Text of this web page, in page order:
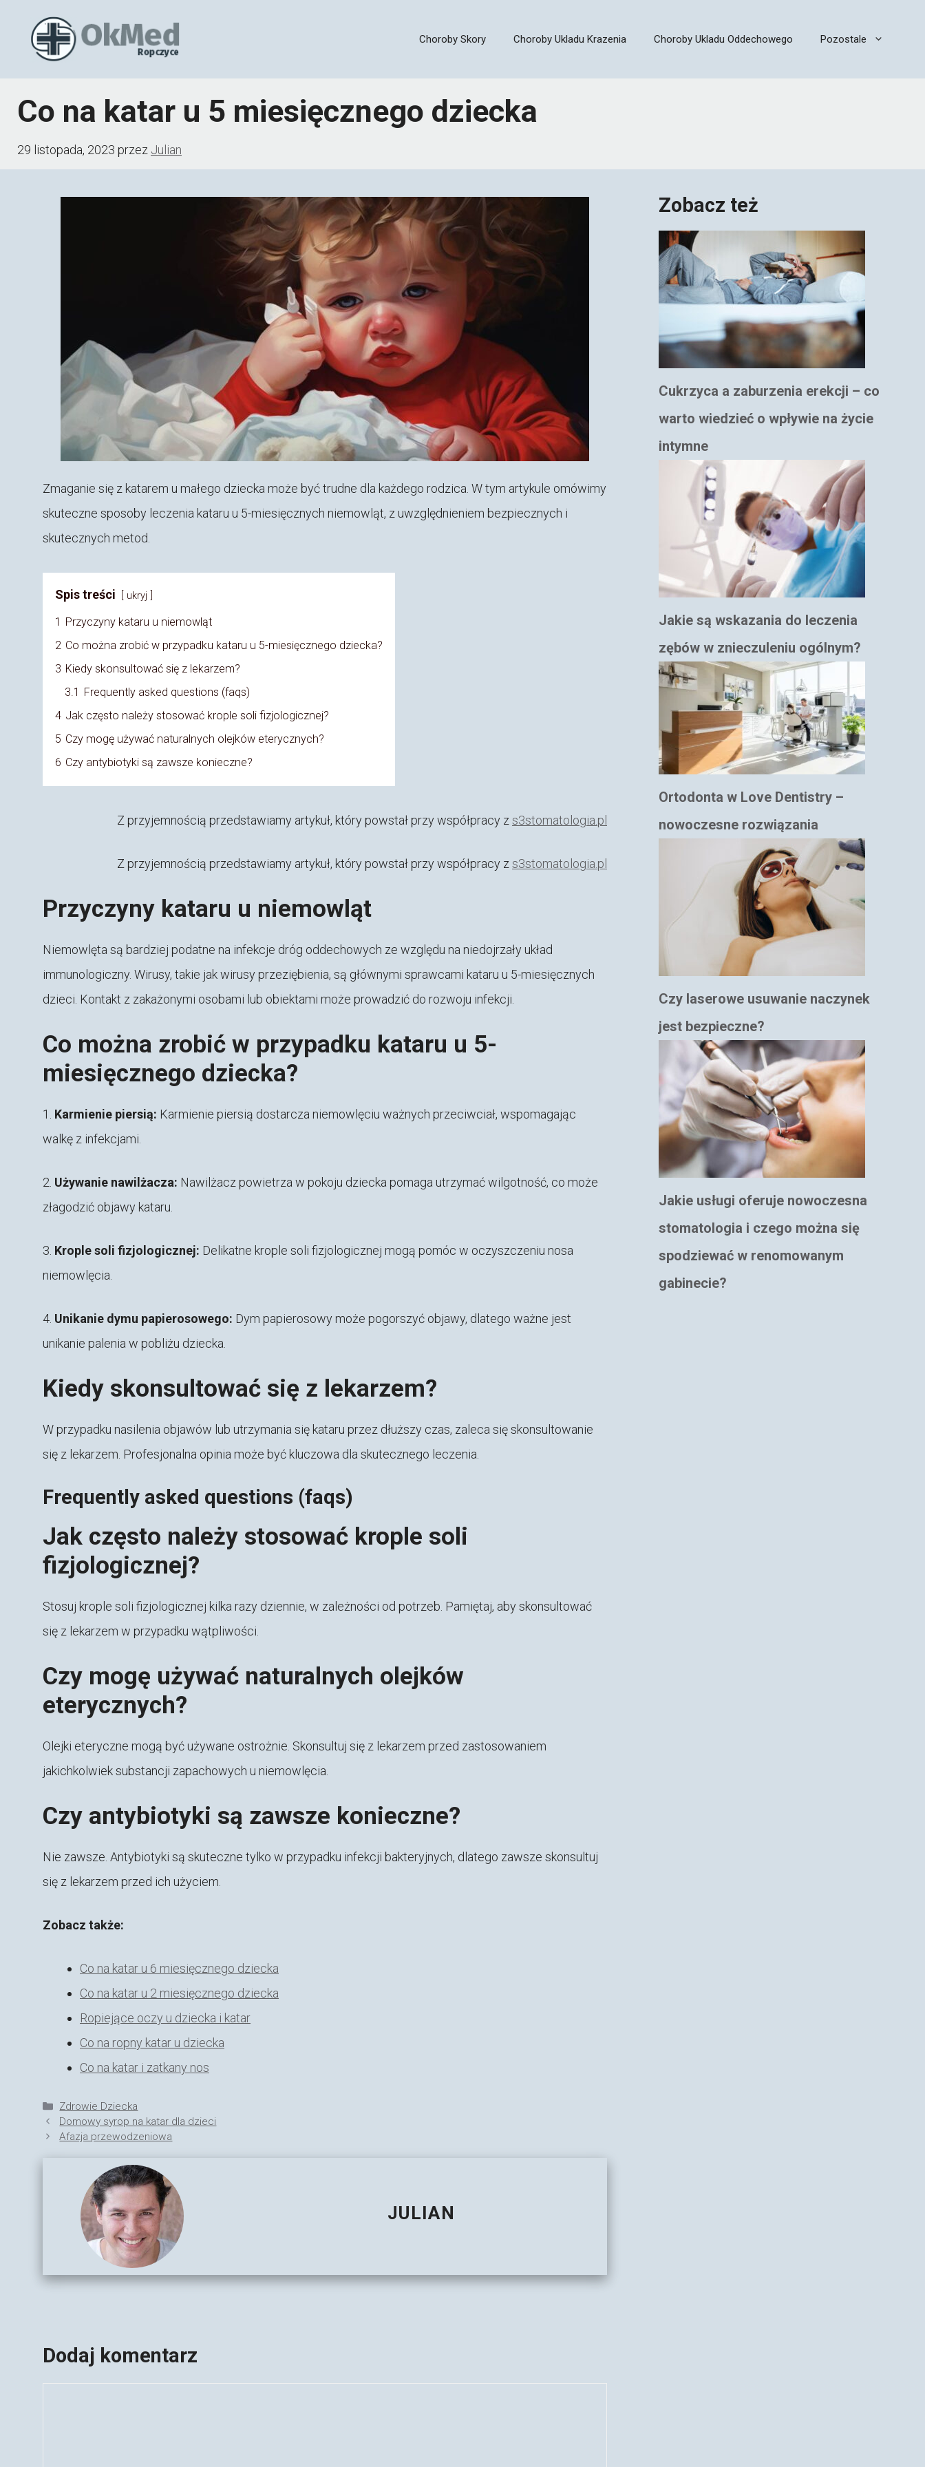
Choroby Skory Choroby Ukladu Krazenia Choroby Ukladu Oddechowego Pozostale
Co na katar u 5 miesięcznego dziecka
29 listopada, 2023 przez Julian
Zmaganie się z katarem u małego dziecka może być trudne dla każdego rodzica. W tym artykule omówimy
skuteczne sposoby leczenia kataru u 5-miesięcznych niemowląt, z uwzględnieniem bezpiecznych i
skutecznych metod.
Spis treści ukryj
1 Przyczyny kataru u niemowląt
2 Co można zrobić w przypadku kataru u 5-miesięcznego dziecka?
3 Kiedy skonsultować się z lekarzem?
3.1 Frequently asked questions (faqs)
4 Jak często należy stosować krople soli fizjologicznej?
5 Czy mogę używać naturalnych olejków eterycznych?
6 Czy antybiotyki są zawsze konieczne?
Z przyjemnością przedstawiamy artykuł, który powstał przy współpracy z s3stomatologia.pl
Z przyjemnością przedstawiamy artykuł, który powstał przy współpracy z s3stomatologia.pl
Przyczyny kataru u niemowląt
Niemowlęta są bardziej podatne na infekcje dróg oddechowych ze względu na niedojrzały układ
immunologiczny. Wirusy, takie jak wirusy przeziębienia, są głównymi sprawcami kataru u 5-miesięcznych
dzieci. Kontakt z zakażonymi osobami lub obiektami może prowadzić do rozwoju infekcji.
Co można zrobić w przypadku kataru u 5-
miesięcznego dziecka?
1. Karmienie piersią: Karmienie piersią dostarcza niemowlęciu ważnych przeciwciał, wspomagając
walkę z infekcjami.
2. Używanie nawilżacza: Nawilżacz powietrza w pokoju dziecka pomaga utrzymać wilgotność, co może
złagodzić objawy kataru.
3. Krople soli fizjologicznej: Delikatne krople soli fizjologicznej mogą pomóc w oczyszczeniu nosa
niemowlęcia.
4. Unikanie dymu papierosowego: Dym papierosowy może pogorszyć objawy, dlatego ważne jest
unikanie palenia w pobliżu dziecka.
Kiedy skonsultować się z lekarzem?
W przypadku nasilenia objawów lub utrzymania się kataru przez dłuższy czas, zaleca się skonsultowanie
się z lekarzem. Profesjonalna opinia może być kluczowa dla skutecznego leczenia.
Frequently asked questions (faqs)
Jak często należy stosować krople soli
fizjologicznej?
Stosuj krople soli fizjologicznej kilka razy dziennie, w zależności od potrzeb. Pamiętaj, aby skonsultować
się z lekarzem w przypadku wątpliwości.
Czy mogę używać naturalnych olejków
eterycznych?
Olejki eteryczne mogą być używane ostrożnie. Skonsultuj się z lekarzem przed zastosowaniem
jakichkolwiek substancji zapachowych u niemowlęcia.
Czy antybiotyki są zawsze konieczne?
Nie zawsze. Antybiotyki są skuteczne tylko w przypadku infekcji bakteryjnych, dlatego zawsze skonsultuj
się z lekarzem przed ich użyciem.
Zobacz także:
Co na katar u 6 miesięcznego dziecka
Co na katar u 2 miesięcznego dziecka
Ropiejące oczy u dziecka i katar
Co na ropny katar u dziecka
Co na katar i zatkany nos
Kategorie
Zdrowie Dziecka
Domowy syrop na katar dla dzieci
Afazja przewodzeniowa
JULIAN
Dodaj komentarz
Zobacz też
Cukrzyca a zaburzenia erekcji – co
warto wiedzieć o wpływie na życie
intymne
Jakie są wskazania do leczenia
zębów w znieczuleniu ogólnym?
Ortodonta w Love Dentistry –
nowoczesne rozwiązania
Czy laserowe usuwanie naczynek
jest bezpieczne?
Jakie usługi oferuje nowoczesna
stomatologia i czego można się
spodziewać w renomowanym
gabinecie?